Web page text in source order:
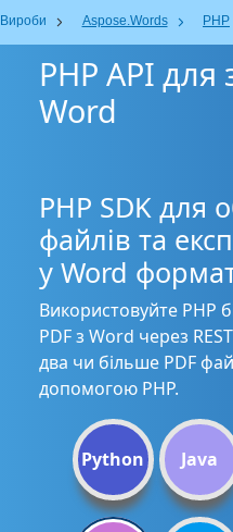
Вироби Aspose.Words PHP
PHP API для
Word
PHP SDK для
файлів та
у Word
Використовуйте PHP
PDF з Word через
два чи більше PDF
допомогою PHP.
Python Java